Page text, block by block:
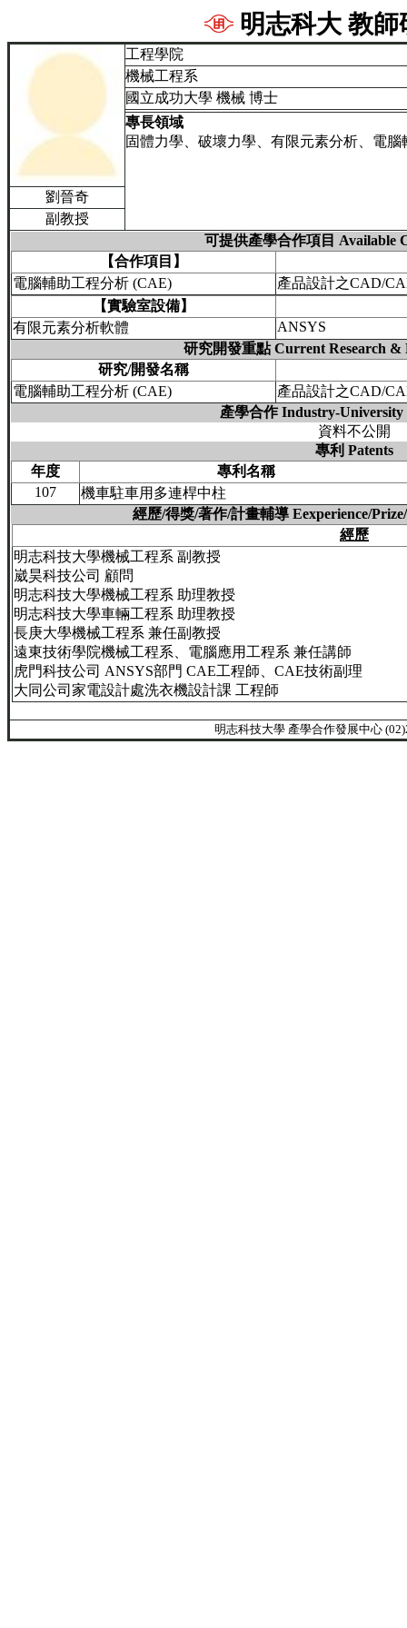
明志科大 教師
工程學院
機械工程系
國立成功大學 機械 博士
專長領域
固體力學、破壞力學、有限元素分析、電腦
劉晉奇
副教授
可提供產學合作項目 Available
【合作項目】
電腦輔助工程分析 (CAE)
產品設計之CAD/
【實驗室設備】
有限元素分析軟體
ANSYS
研究開發重點 Current Research &
研究/開發名稱
電腦輔助工程分析 (CAE)
產品設計之CAD/
產學合作 Industry-University
資料不公開
專利 Patents
年度
專利名稱
107
機車駐車用多連桿中柱
經歷/得獎/著作/計畫輔導 Eexperience/
經歷
明志科技大學機械工程系 副教授
崴昊科技公司 顧問
明志科技大學機械工程系 助理教授
明志科技大學車輛工程系 助理教授
長庚大學機械工程系 兼任副教授
遠東技術學院機械工程系、電腦應用工程系 兼任講師
虎門科技公司 ANSYS部門 CAE工程師、CAE技術副理
大同公司家電設計處洗衣機設計課 工程師
明志科技大學 產學合作發展中心